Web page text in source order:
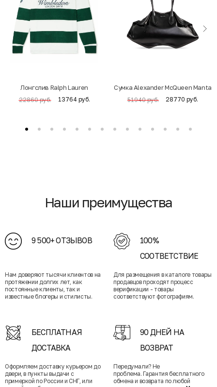
Лонгслив Ralph Lauren
22860 руб. 13764 руб.
Cумка Alexander McQueen Manta
51940 руб. 28770 руб.
Наши преимущества
9 500+ ОТЗЫВОВ
Нам доверяют тысячи клиентов на
протяжении долгих лет, как
постоянные клиенты, так и
известные блогеры и стилисты.
100%
СООТВЕТСТВИЕ
Для размещения в каталоге товары
продавцов проходят процесс
верификации - товары
соответствуют фотографиям.
БЕСПЛАТНАЯ
ДОСТАВКА
Оформляем доставку курьером до
двери, в пункты выдачи с
примеркой по России и СНГ, или
90 ДНЕЙ НА
ВОЗВРАТ
Передумали? Не
проблема. Гарантия бесплатного
обмена и возврата по любой